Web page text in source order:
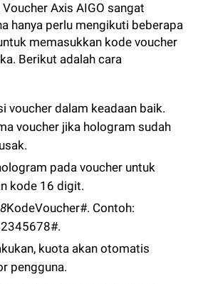
Axis AIGO sangat
hanya perlu mengikuti beberapa
memasukkan kode voucher
Berikut adalah cara
voucher dalam keadaan baik.
voucher jika hologram sudah
pada voucher untuk
kode 16 digit.
KodeVoucher#. Contoh:
kuota akan otomatis
pengguna.